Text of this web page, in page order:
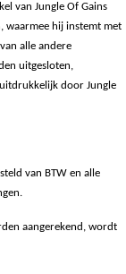
van Jungle Of Gains
waarmee hij instemt met
alle andere
uitgesloten,
door Jungle
van BTW en alle
aangerekend, wordt